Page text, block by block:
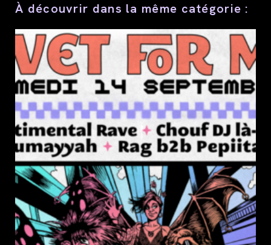
À découvrir dans la même catégorie :